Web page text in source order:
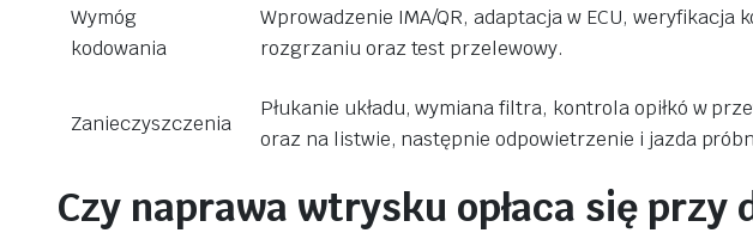
Wymóg
kodowania
Wprowadzenie IMA/QR, adaptacja w ECU, weryfikacja
rozgrzaniu oraz test przelewowy.
Zanieczyszczenia
Płukanie układu, wymiana filtra, kontrola opiłkó w
oraz na listwie, następnie odpowietrzenie i jazda
Czy naprawa wtrysku opłaca się przy